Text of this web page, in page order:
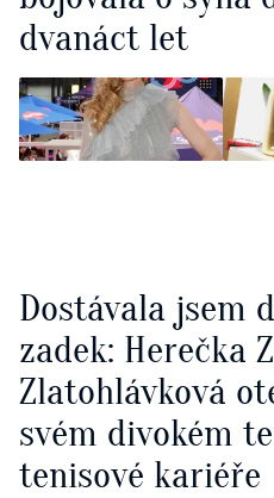
dvanáct let
Dostávala jsem
zadek: Herečka
Zlatohlávková
svém divokém
tenisové kariéře